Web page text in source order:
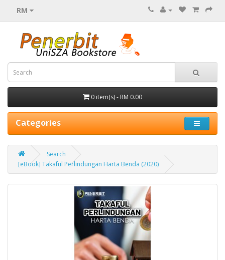
RM
0 item(s) - RM 0.00
Categories
Search
[eBook] Takaful Perlindungan Harta Benda (2020)